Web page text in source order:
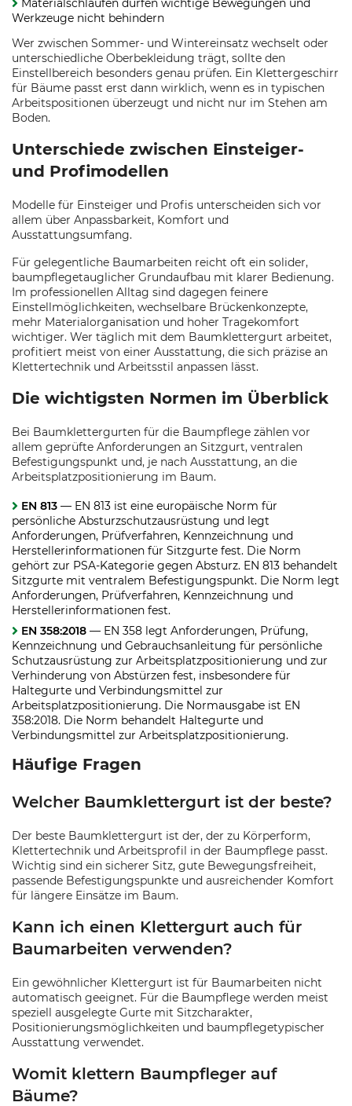
Materialschlaufen dürfen wichtige Bewegungen und
Werkzeuge nicht behindern
Wer zwischen Sommer- und Wintereinsatz wechselt oder
unterschiedliche Oberbekleidung trägt, sollte den
Einstellbereich besonders genau prüfen. Ein Klettergeschirr
für Bäume passt erst dann wirklich, wenn es in typischen
Arbeitspositionen überzeugt und nicht nur im Stehen am
Boden.
Unterschiede zwischen Einsteiger-
und Profimodellen
Modelle für Einsteiger und Profis unterscheiden sich vor
allem über Anpassbarkeit, Komfort und
Ausstattungsumfang.
Für gelegentliche Baumarbeiten reicht oft ein solider,
baumpflegetauglicher Grundaufbau mit klarer Bedienung.
Im professionellen Alltag sind dagegen feinere
Einstellmöglichkeiten, wechselbare Brückenkonzepte,
mehr Materialorganisation und hoher Tragekomfort
wichtiger. Wer täglich mit dem Baumklettergurt arbeitet,
profitiert meist von einer Ausstattung, die sich präzise an
Klettertechnik und Arbeitsstil anpassen lässt.
Die wichtigsten Normen im Überblick
Bei Baumklettergurten für die Baumpflege zählen vor
allem geprüfte Anforderungen an Sitzgurt, ventralen
Befestigungspunkt und, je nach Ausstattung, an die
Arbeitsplatzpositionierung im Baum.
EN 813 — EN 813 ist eine europäische Norm für
persönliche Absturzschutzausrüstung und legt
Anforderungen, Prüfverfahren, Kennzeichnung und
Herstellerinformationen für Sitzgurte fest. Die Norm
gehört zur PSA-Kategorie gegen Absturz. EN 813 behandelt
Sitzgurte mit ventralem Befestigungspunkt. Die Norm legt
Anforderungen, Prüfverfahren, Kennzeichnung und
Herstellerinformationen fest.
EN 358:2018 — EN 358 legt Anforderungen, Prüfung,
Kennzeichnung und Gebrauchsanleitung für persönliche
Schutzausrüstung zur Arbeitsplatzpositionierung und zur
Verhinderung von Abstürzen fest, insbesondere für
Haltegurte und Verbindungsmittel zur
Arbeitsplatzpositionierung. Die Normausgabe ist EN
358:2018. Die Norm behandelt Haltegurte und
Verbindungsmittel zur Arbeitsplatzpositionierung.
Häufige Fragen
Welcher Baumklettergurt ist der beste?
Der beste Baumklettergurt ist der, der zu Körperform,
Klettertechnik und Arbeitsprofil in der Baumpflege passt.
Wichtig sind ein sicherer Sitz, gute Bewegungsfreiheit,
passende Befestigungspunkte und ausreichender Komfort
für längere Einsätze im Baum.
Kann ich einen Klettergurt auch für
Baumarbeiten verwenden?
Ein gewöhnlicher Klettergurt ist für Baumarbeiten nicht
automatisch geeignet. Für die Baumpflege werden meist
speziell ausgelegte Gurte mit Sitzcharakter,
Positionierungsmöglichkeiten und baumpflegetypischer
Ausstattung verwendet.
Womit klettern Baumpfleger auf
Bäume?